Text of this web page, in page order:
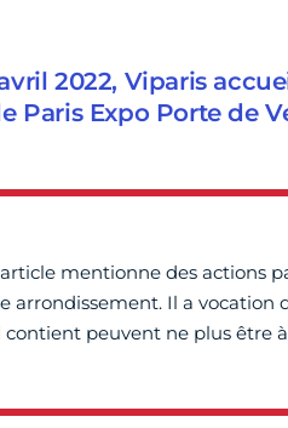
2022, Viparis
Paris Expo Porte de
mentionne des actions
arrondissement. Il a vocation
contient peuvent ne plus être